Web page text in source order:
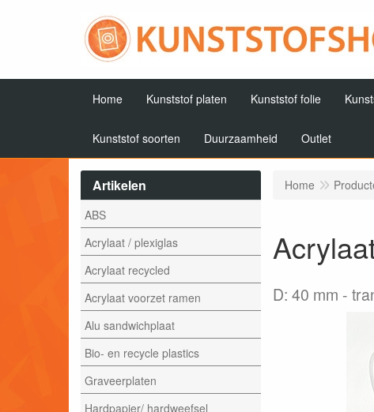
Home Kunststof platen Kunststof folie
Kunststof soorten Duurzaamheid Outlet
Artikelen
ABS
Acrylaat / plexiglas
Acrylaat recycled
Acrylaat voorzet ramen
Alu sandwichplaat
Bio- en recycle plastics
Graveerplaten
Hardpapier/ hardweefsel
Home
D: 40 mm